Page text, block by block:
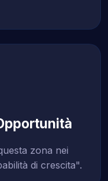
zona nei
di crescita".